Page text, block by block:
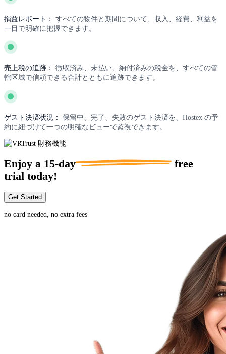
損益レポート：
すべての物件と期間について、収入、経費、利益を
一目で明確に把握できます。
売上税の追跡：
徴収済み、未払い、納付済みの税金を、すべての管
轄区域で信頼できる合計とともに追跡できます。
ゲスト決済状況：
保留中、完了、失敗のゲスト決済を、Hostex の予
約に紐づけて一つの明確なビューで監視できます。
Enjoy a 15-day
free
trial today!
Get Started
no card needed, no extra fees